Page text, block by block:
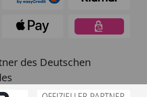
des Deutschen